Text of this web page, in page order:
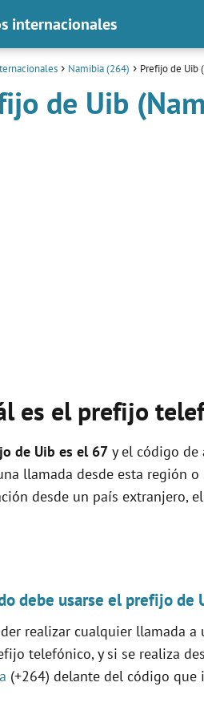
internacionales
Namibia (264) Prefijo de Uib
de Uib
es el prefijo
de Uib es el 67 y el código de
llamada desde esta región
desde un país extranjero,
debe usarse el prefijo de
realizar cualquier llamada a
telefónico, y si se realiza
(+264) delante del código que